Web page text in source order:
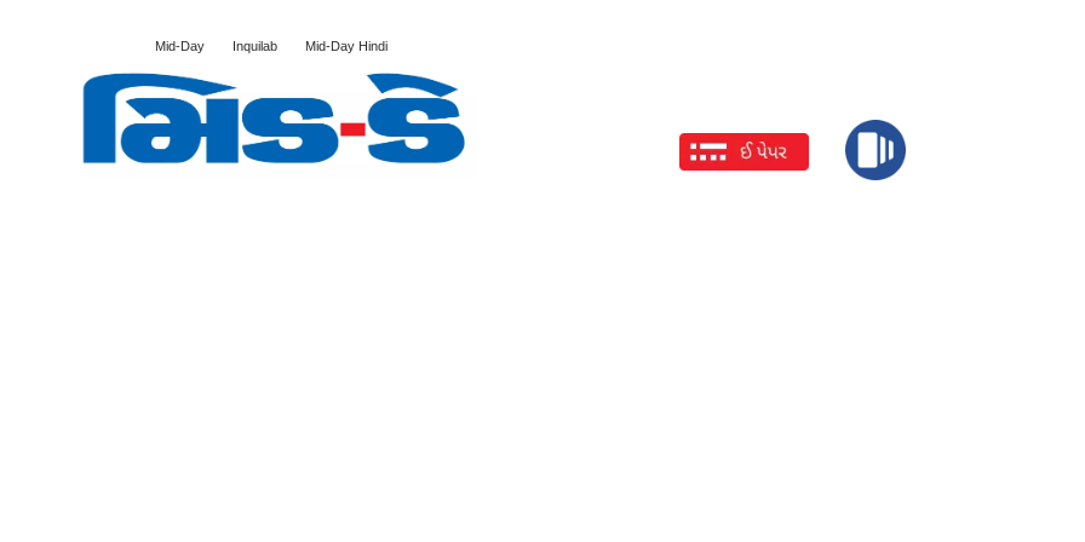
Mid-Day Inquilab Mid-Day Hindi